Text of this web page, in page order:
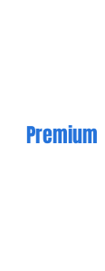
Premium